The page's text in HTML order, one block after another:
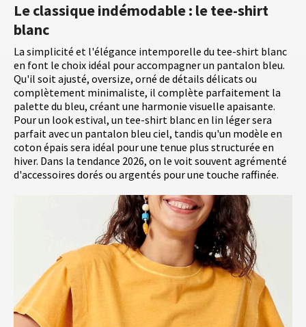
Le classique indémodable : le tee-shirt
blanc
La simplicité et l'élégance intemporelle du tee-shirt blanc
en font le choix idéal pour accompagner un pantalon bleu.
Qu'il soit ajusté, oversize, orné de détails délicats ou
complètement minimaliste, il complète parfaitement la
palette du bleu, créant une harmonie visuelle apaisante.
Pour un look estival, un tee-shirt blanc en lin léger sera
parfait avec un pantalon bleu ciel, tandis qu'un modèle en
coton épais sera idéal pour une tenue plus structurée en
hiver. Dans la tendance 2026, on le voit souvent agrémenté
d'accessoires dorés ou argentés pour une touche raffinée.